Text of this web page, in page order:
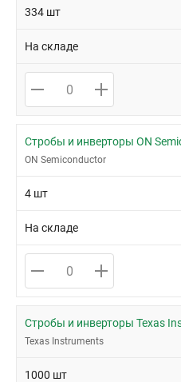
334 шт
На складе
Стробы и инверторы ON
ON Semiconductor
4 шт
На складе
Стробы и инверторы Texas
Texas Instruments
1000 шт